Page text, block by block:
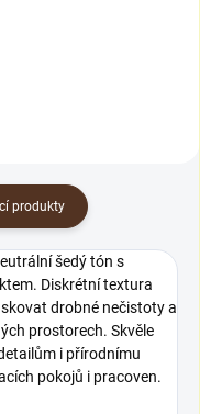
produkty
šedý tón s
Diskrétní textura
drobné nečistoty a
prostorech. Skvěle
i přírodnímu
pokojů i pracoven.